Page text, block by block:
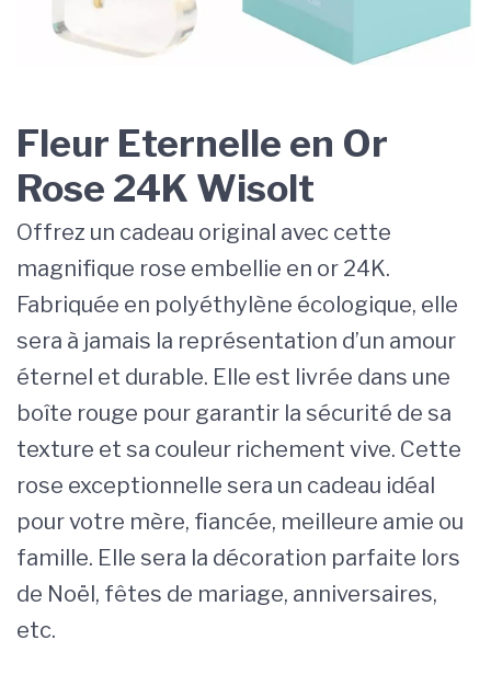
Fleur Eternelle en Or
Rose 24K Wisolt
Offrez un cadeau original avec cette
magnifique rose embellie en or 24K.
Fabriquée en polyéthylène écologique, elle
sera à jamais la représentation d’un amour
éternel et durable. Elle est livrée dans une
boîte rouge pour garantir la sécurité de sa
texture et sa couleur richement vive. Cette
rose exceptionnelle sera un cadeau idéal
pour votre mère, fiancée, meilleure amie ou
famille. Elle sera la décoration parfaite lors
de Noël, fêtes de mariage, anniversaires,
etc.